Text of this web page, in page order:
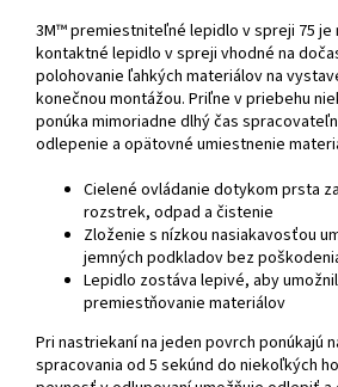
3M™ premiestniteľné lepidlo v spreji 75 je
kontaktné lepidlo v spreji vhodné na
polohovanie ľahkých materiálov na
konečnou montážou. Priľne v priebehu
ponúka mimoriadne dlhý čas
odlepenie a opätovné umiestnenie
Cielené ovládanie dotykom prsta
rozstrek, odpad a čistenie
Zloženie s nízkou nasiakavosťou
jemných podkladov bez
Lepidlo zostáva lepivé, aby
premiestňovanie materiálov
Pri nastriekaní na jeden povrch ponúkajú
spracovania od 5 sekúnd do niekoľkých